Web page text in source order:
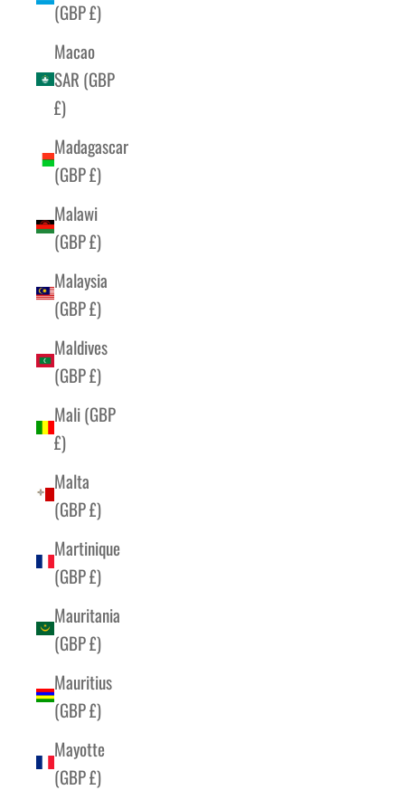
(GBP £)
Macao
SAR (GBP
£)
Madagascar
(GBP £)
Malawi
(GBP £)
Malaysia
(GBP £)
Maldives
(GBP £)
Mali (GBP
£)
Malta
(GBP £)
Martinique
(GBP £)
Mauritania
(GBP £)
Mauritius
(GBP £)
Mayotte
(GBP £)